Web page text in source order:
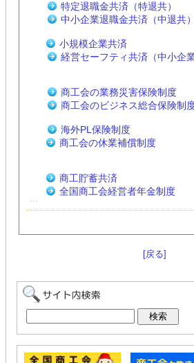
特定退職金共済（特退共）
中小企業退職金共済（中退共）
小規模企業共済
経営セーフティ共済（中小企
商工会の業務災害保険制度
商工会のビジネス総合保険制
海外PL保険制度
商工会の休業補償制度
商工貯蓄共済
全国商工会経営者年金制度
[戻る]